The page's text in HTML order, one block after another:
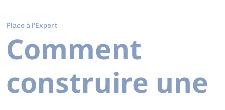
Place à l'Expert
Comment
construire une